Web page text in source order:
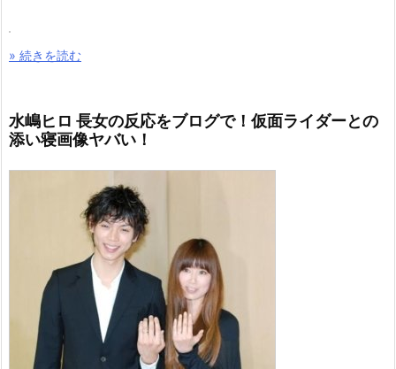
» 続きを読む
水嶋ヒロ 長女の反応をブログで！仮面ライダーとの
添い寝画像ヤバい！